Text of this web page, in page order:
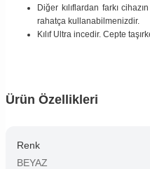
Diğer kılıflardan farkı
rahatça kullanabilmenizdir.
Kılıf Ultra incedir. Cepte
Ürün Özellikleri
Renk
BEYAZ